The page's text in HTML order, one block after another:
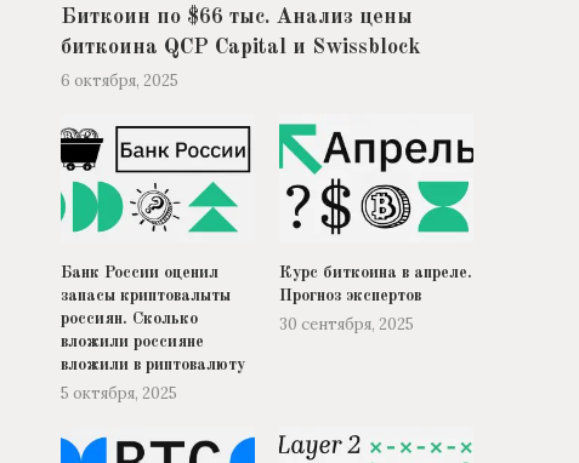
Биткоин по $66 тыс. Анализ цены
биткоина QCP Capital и Swissblock
6 октября, 2025
Банк России оценил
запасы криптовалыты
россиян. Сколько
вложили россияне
вложили в риптовалюту
5 октября, 2025
Курс биткоина в апреле.
Прогноз экспертов
30 сентября, 2025